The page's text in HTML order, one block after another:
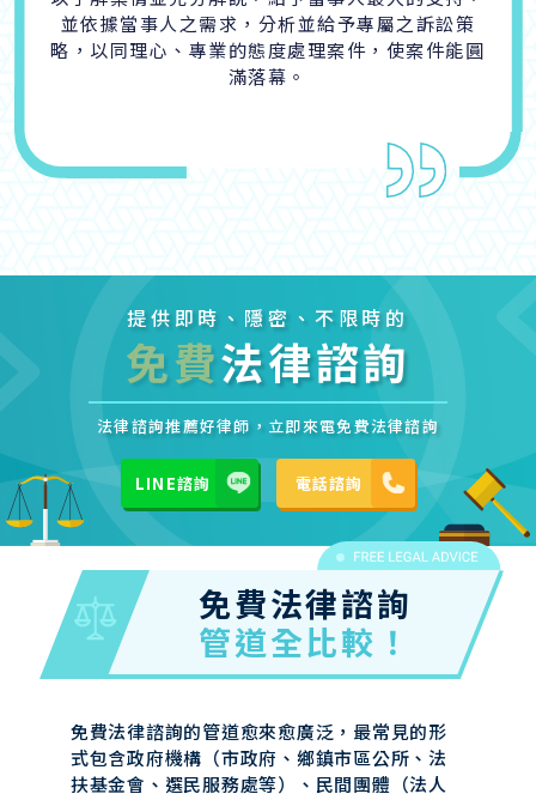
並依據當事人之需求，分析並給予專屬之訴訟策
略，以同理心、專業的態度處理案件，使案件能圓
滿落幕。
提供即時、隱密、不限時的
免費法律諮詢
法律諮詢推薦好律師，立即來電免費法律諮詢
LINE諮詢 電話諮詢
免費法律諮詢
管道全比較！
免費法律諮詢的管道愈來愈廣泛，最常見的形
式包含政府機構（市政府、鄉鎮市區公所、法
扶基金會、選民服務處等）、民間團體（法人